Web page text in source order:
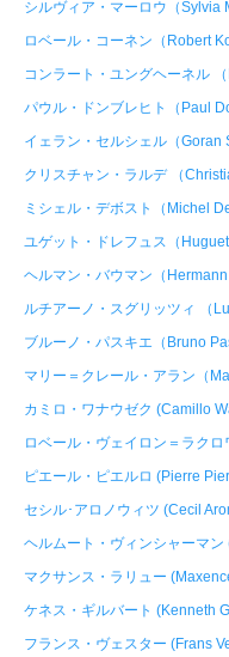
シルヴィア・マーロウ（Sylvia
ロベール・コーネン（Robert
コンラート・ユングヘーネル
パウル・ドンブレヒト（Paul
イェラン・セルシェル（Goran
クリスチャン・ラルデ （
ミシェル・デボスト（Michel
ユゲット・ドレフュス（
ヘルマン・バウマン（Hermann
ルチアーノ・スグリッツィ （
ブルーノ・パスキエ（Bruno
マリー＝クレール・アラン（
カミロ・ワナウゼク (Camillo
ロベール・ヴェイロン＝ラク
ピエール・ピエルロ (Pierre
セシル･アロノウィツ (Cecil
ヘルムート・ヴィンシャーマ
マクサンス・ラリュー
ケネス・ギルバート (Kenneth
フランス・ヴェスター (Frans